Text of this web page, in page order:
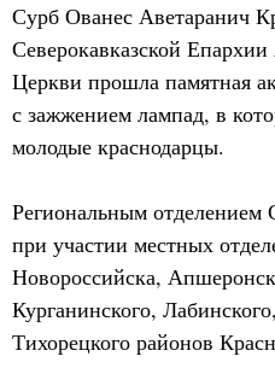
Сурб Ованес Аветаранич
Северокавказской
Церкви прошла памятная
с зажжением лампад, в
молодые краснодарцы.
Региональным отделением
при участии местных
Новороссийска,
Курганинского,
Тихорецкого районов